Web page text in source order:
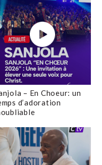
– En Choeur: un
d’adoration